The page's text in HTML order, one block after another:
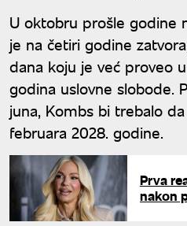
U oktobru prošle godine
je na četiri godine
dana koju je već proveo
godina uslovne slobode.
juna, Kombs bi trebalo
februara 2028. godine.
Prva
nakon